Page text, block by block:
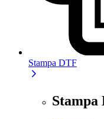
Stampa DTF
Stampa